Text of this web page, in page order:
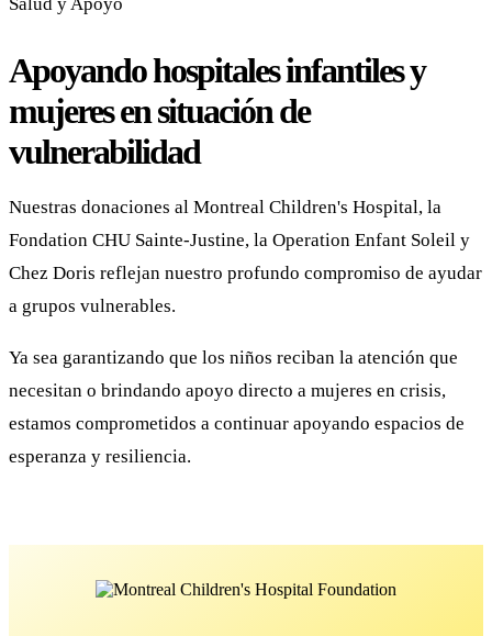
Apoyando hospitales infantiles y
mujeres en situación de
vulnerabilidad
Nuestras donaciones al Montreal Children's Hospital, la
Fondation CHU Sainte-Justine, la Operation Enfant Soleil y
Chez Doris reflejan nuestro profundo compromiso de ayudar
a grupos vulnerables.
Ya sea garantizando que los niños reciban la atención que
necesitan o brindando apoyo directo a mujeres en crisis,
estamos comprometidos a continuar apoyando espacios de
esperanza y resiliencia.